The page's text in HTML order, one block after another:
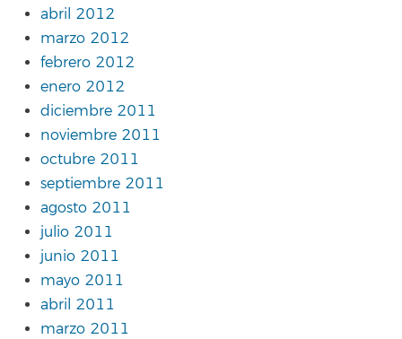
abril 2012
marzo 2012
febrero 2012
enero 2012
diciembre 2011
noviembre 2011
octubre 2011
septiembre 2011
agosto 2011
julio 2011
junio 2011
mayo 2011
abril 2011
marzo 2011